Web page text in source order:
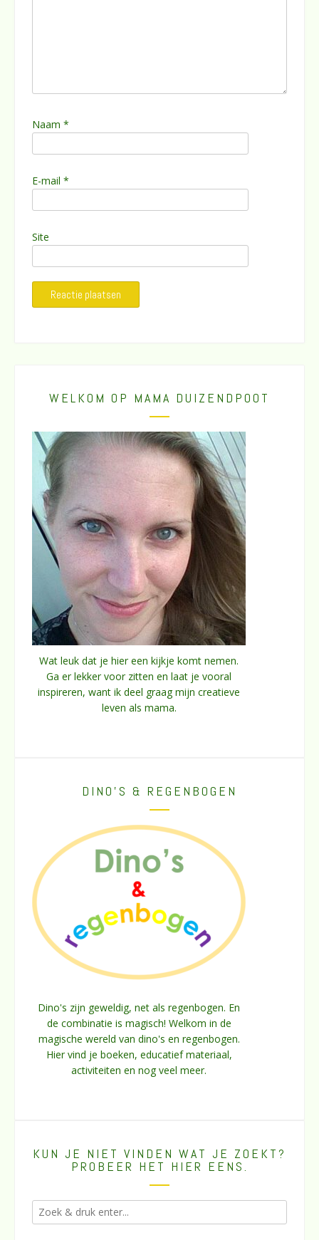
Naam *
E-mail *
Site
WELKOM OP MAMA DUIZENDPOOT
Wat leuk dat je hier een kijkje komt nemen.
Ga er lekker voor zitten en laat je vooral
inspireren, want ik deel graag mijn creatieve
leven als mama.
DINO’S & REGENBOGEN
Dino's zijn geweldig, net als regenbogen. En
de combinatie is magisch! Welkom in de
magische wereld van dino's en regenbogen.
Hier vind je boeken, educatief materiaal,
activiteiten en nog veel meer.
KUN JE NIET VINDEN WAT JE ZOEKT?
PROBEER HET HIER EENS.